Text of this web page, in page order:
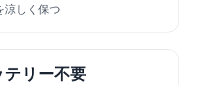
涼しく保つ
リー不要